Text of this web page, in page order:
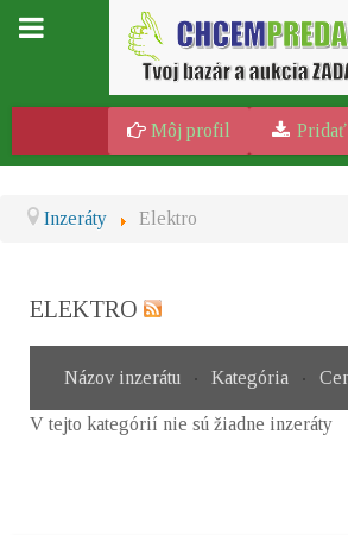
Môj profil
Inzeráty Elektro
ELEKTRO
Názov inzerátu Kategória
V tejto kategórií nie sú žiadne inzeráty